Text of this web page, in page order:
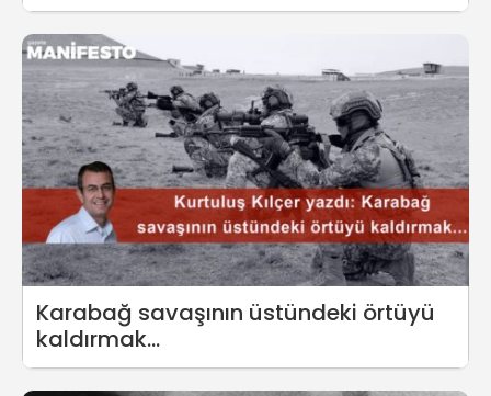
Karabağ savaşının üstündeki örtüyü
kaldırmak...